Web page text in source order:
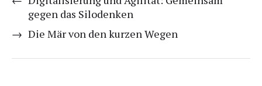
gegen das Silodenken
→ Die Mär von den kurzen Wegen